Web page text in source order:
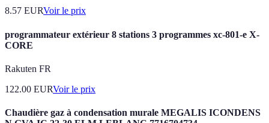
8.57 EURVoir le prix
programmateur extérieur 8 stations 3 programmes xc-801-e X-
CORE
Rakuten FR
122.00 EURVoir le prix
Chaudière gaz à condensation murale MEGALIS ICONDENS